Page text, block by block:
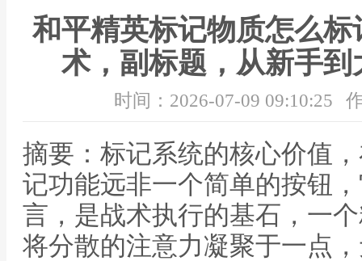
和平精英标记物质怎么
术，副标题，从新手
时间：2026-07-09 09:10:25
摘要：标记系统的核心价值
记功能远非一个简单的按钮
言，是战术执行的基石，一
将分散的注意力凝聚于一点